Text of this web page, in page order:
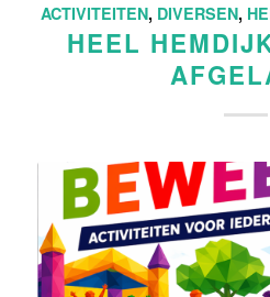
ACTIVITEITEN, DIVERSEN,
HEEL